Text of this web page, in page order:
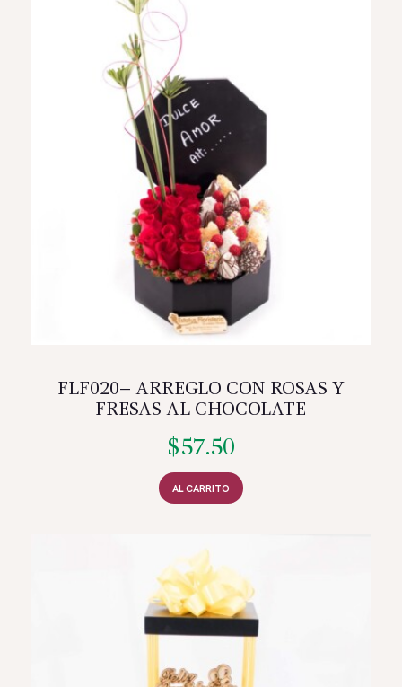
FLF020– ARREGLO CON ROSAS Y
FRESAS AL CHOCOLATE
$57.50
AL CARRITO